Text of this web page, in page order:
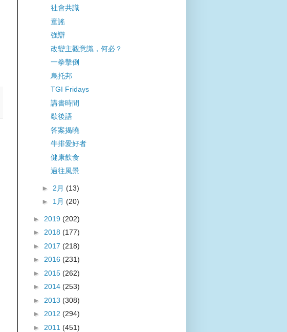
社會共識
童謠
強辯
改變主觀意識，何必？
一拳擊倒
烏托邦
TGI Fridays
講書時間
歇後語
答案揭曉
牛排愛好者
健康飲食
過往風景
► 2月 (13)
► 1月 (20)
► 2019 (202)
► 2018 (177)
► 2017 (218)
► 2016 (231)
► 2015 (262)
► 2014 (253)
► 2013 (308)
► 2012 (294)
► 2011 (451)